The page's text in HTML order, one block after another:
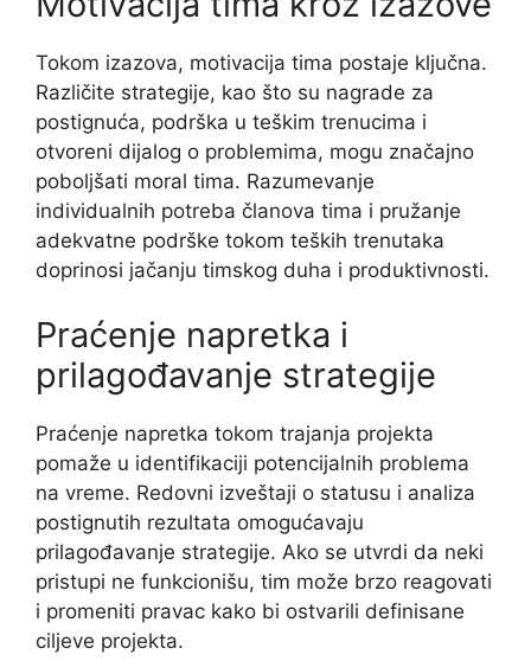
Tokom izazova, motivacija tima postaje ključna.
Različite strategije, kao što su nagrade za
postignuća, podrška u teškim trenucima i
otvoreni dijalog o problemima, mogu značajno
poboljšati moral tima. Razumevanje
individualnih potreba članova tima i pružanje
adekvatne podrške tokom teških trenutaka
doprinosi jačanju timskog duha i produktivnosti.
Praćenje napretka i
prilagođavanje strategije
Praćenje napretka tokom trajanja projekta
pomaže u identifikaciji potencijalnih problema
na vreme. Redovni izveštaji o statusu i analiza
postignutih rezultata omogućavaju
prilagođavanje strategije. Ako se utvrdi da neki
pristupi ne funkcionišu, tim može brzo reagovati
i promeniti pravac kako bi ostvarili definisane
ciljeve projekta.